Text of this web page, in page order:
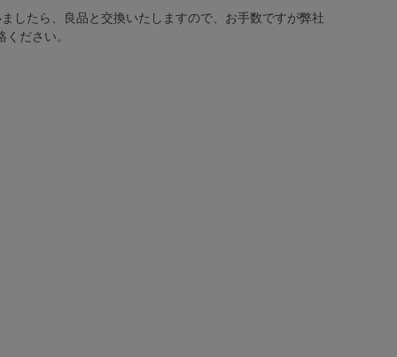
したら、良品と交換いたしますので、お手数ですが弊社
ださい。